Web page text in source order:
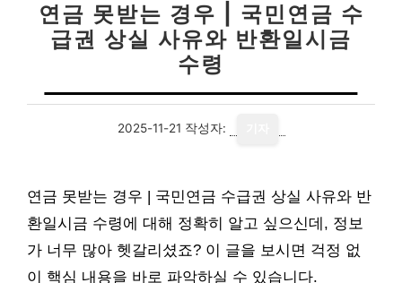
연금 못받는 경우 | 국민연금 수
급권 상실 사유와 반환일시금
수령
2025-11-21 작성자:
연금 못받는 경우 | 국민연금 수급권 상실 사유와 반
환일시금 수령에 대해 정확히 알고 싶으신데, 정보
가 너무 많아 헷갈리셨죠? 이 글을 보시면 걱정 없
이 핵심 내용을 바로 파악하실 수 있습니다.